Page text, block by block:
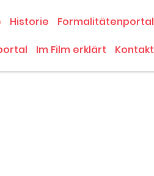
Historie
Formalitätenportal
Im Film erklärt Kontakt